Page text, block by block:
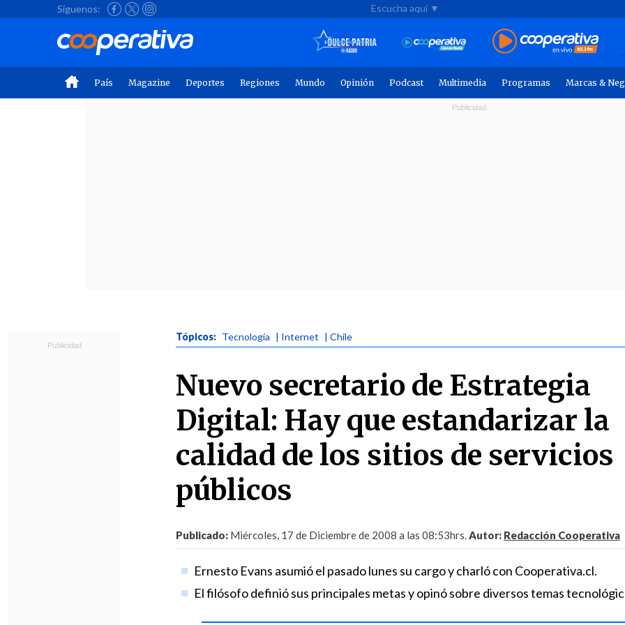
Síguenos: Escucha aquí ▼
País Magazine Deportes Regiones Mundo Opinión Podcast Multimedia Programas Marcas &
Tópicos: Tecnología | Internet | Chile
Nuevo secretario de Estrategia
Digital: Hay que estandarizar la
calidad de los sitios de servicios
públicos
Publicado: Miércoles, 17 de Diciembre de 2008 a las 08:53hrs.Autor: Redacción Cooperativa
Ernesto Evans asumió el pasado lunes su cargo y charló con Cooperativa.cl.
El filósofo definió sus principales metas y opinó sobre diversos temas